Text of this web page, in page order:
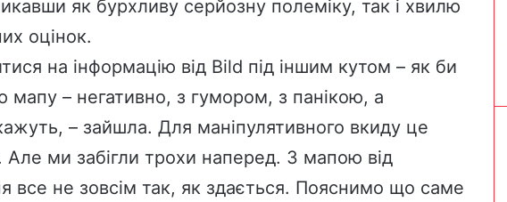
як бурхливу серйозну полеміку, так і хвилю
оцінок.
на інформацію від Bild під іншим кутом – як би
мапу – негативно, з гумором, з панікою, а
– зайшла. Для маніпулятивного вкиду це
ми забігли трохи наперед. З мапою від
все не зовсім так, як здається. Пояснимо що саме